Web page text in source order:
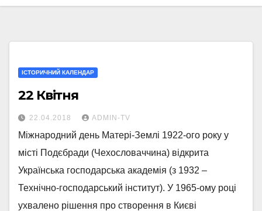
ІСТОРИЧНИЙ КАЛЕНДАР
22 Квітня
22.04.2018 ADMIN-TV
Міжнародний день Матері-Землі 1922-ого року у
місті Подєбради (Чехословаччина) відкрита
Українська господарська академія (з 1932 –
Технічно-господарський інститут). У 1965-ому році
ухвалено рішення про створення в Києві